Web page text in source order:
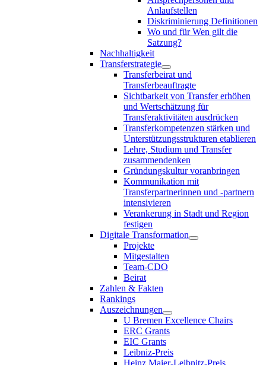
Anlaufstellen
Diskriminierung Definitionen
Wo und für Wen gilt die
Satzung?
Nachhaltigkeit
Transferstrategie
Transferbeirat und
Transferbeauftragte
Sichtbarkeit von Transfer erhöhen
und Wertschätzung für
Transferaktivitäten ausdrücken
Transferkompetenzen stärken und
Unterstützungsstrukturen etablieren
Lehre, Studium und Transfer
zusammendenken
Gründungskultur voranbringen
Kommunikation mit
Transferpartnerinnen und -partnern
intensivieren
Verankerung in Stadt und Region
festigen
Digitale Transformation
Projekte
Mitgestalten
Team-CDO
Beirat
Zahlen & Fakten
Rankings
Auszeichnungen
U Bremen Excellence Chairs
ERC Grants
EIC Grants
Leibniz-Preis
Heinz Maier-Leibnitz-Preis